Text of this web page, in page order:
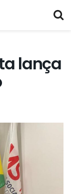
lança